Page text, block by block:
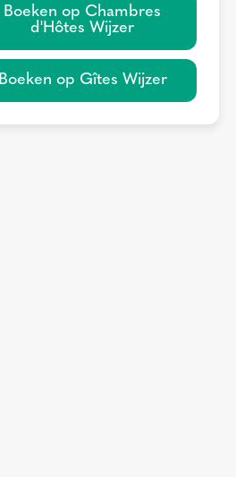
Boeken op Chambres
d'Hôtes Wijzer
Boeken op Gîtes Wijzer